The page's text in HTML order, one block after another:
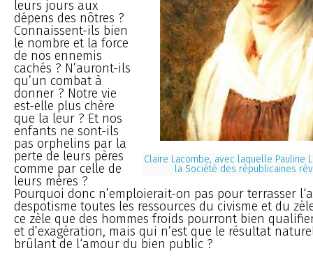
Claire Lacombe, avec laquelle Pauline
la Société des républicaines
leurs jours aux
dépens des nôtres ?
Connaissent-ils bien
le nombre et la force
de nos ennemis
cachés ? N’auront-ils
qu’un combat à
donner ? Notre vie
est-elle plus chère
que la leur ? Et nos
enfants ne sont-ils
pas orphelins par la
perte de leurs pères
comme par celle de
leurs mères ?
Pourquoi donc n’emploierait-on pas pour terrasser
despotisme toutes les ressources du civisme et du
ce zèle que des hommes froids pourront bien
et d’exagération, mais qui n’est que le résultat
brûlant de l‘amour du bien public ?